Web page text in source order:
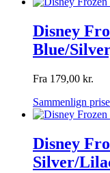
Disney
Blue/
Fra 179,00 kr.
Sammenlign
Disney
Silver/